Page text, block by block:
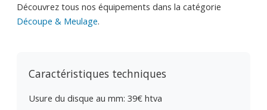
Découvrez tous nos équipements dans la catégorie
Découpe & Meulage.
Caractéristiques techniques
Usure du disque au mm: 39€ htva